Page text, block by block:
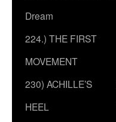
Dream
224.) THE FIRST
MOVEMENT
230) ACHILLE’S
HEEL